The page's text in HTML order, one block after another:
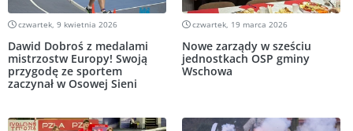
czwartek, 9 kwietnia 2026
Dawid Dobroś z medalami
mistrzostw Europy! Swoją
przygodę ze sportem
zaczynał w Osowej Sieni
czwartek, 19 marca 2026
Nowe zarządy w sześciu
jednostkach OSP gminy
Wschowa